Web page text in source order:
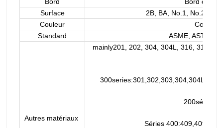
Surface
2B, BA, No.1, No.2,
Couleur
Standard
ASME, ASTM,
Autres matériaux
mainly201, 202, 304, 304L, 316,
Séries